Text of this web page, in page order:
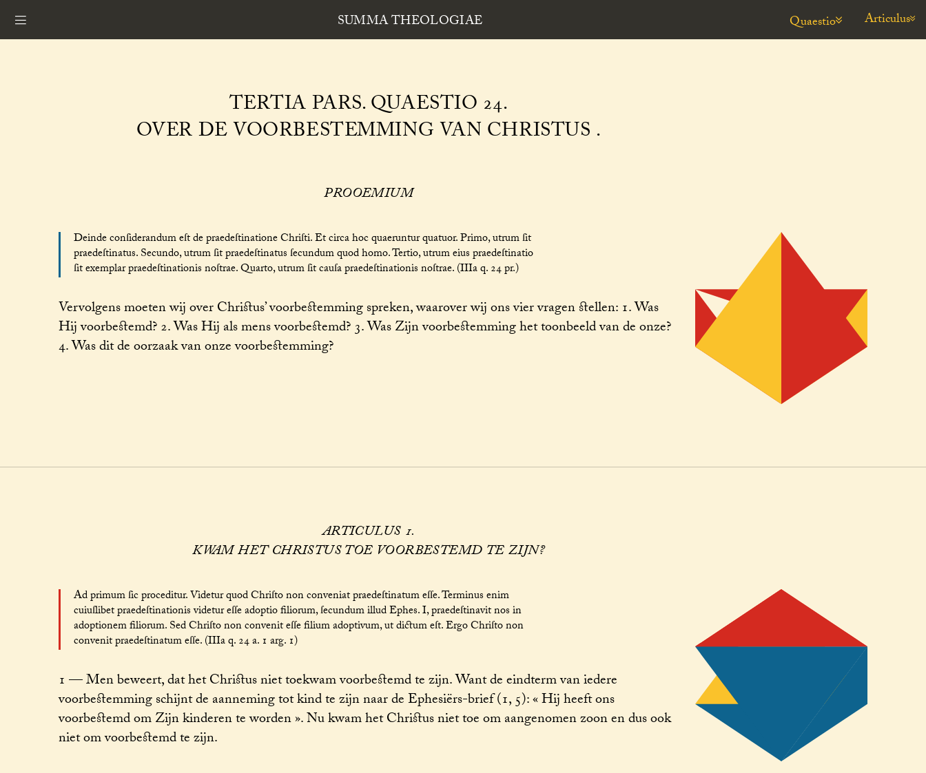
SUMMA THEOLOGIAE Quaestio Articulus
TERTIA PARS. QUAESTIO 24.
OVER DE VOORBESTEMMING VAN CHRISTUS .
PROOEMIUM
Deinde conſiderandum eſt de praedeſtinatione Chriſti. Et circa hoc quaeruntur quatuor. Primo, utrum ſit
praedeſtinatus. Secundo, utrum ſit praedeſtinatus ſecundum quod homo. Tertio, utrum eius praedeſtinatio
ſit exemplar praedeſtinationis noſtrae. Quarto, utrum ſit cauſa praedeſtinationis noſtrae. (IIIa q. 24 pr.)
Vervolgens moeten wij over Christus’ voorbestemming spreken, waarover wij ons vier vragen stellen: 1. Was
Hij voorbestemd? 2. Was Hij als mens voorbestemd? 3. Was Zijn voorbestemming het toonbeeld van de onze?
4. Was dit de oorzaak van onze voorbestemming?
ARTICULUS 1.
KWAM HET CHRISTUS TOE VOORBESTEMD TE ZIJN?
Ad primum ſic proceditur. Videtur quod Chriſto non conveniat praedeſtinatum eſſe. Terminus enim
cuiuſlibet praedeſtinationis videtur eſſe adoptio filiorum, ſecundum illud Ephes. I, praedeſtinavit nos in
adoptionem filiorum. Sed Chriſto non convenit eſſe filium adoptivum, ut dictum eſt. Ergo Chriſto non
convenit praedeſtinatum eſſe. (IIIa q. 24 a. 1 arg. 1)
1 — Men beweert, dat het Christus niet toekwam voorbestemd te zijn. Want de eindterm van iedere
voorbestemming schijnt de aanneming tot kind te zijn naar de Ephesiërs-brief (1, 5): « Hij heeft ons
voorbestemd om Zijn kinderen te worden ». Nu kwam het Christus niet toe om aangenomen zoon en dus ook
niet om voorbestemd te zijn.